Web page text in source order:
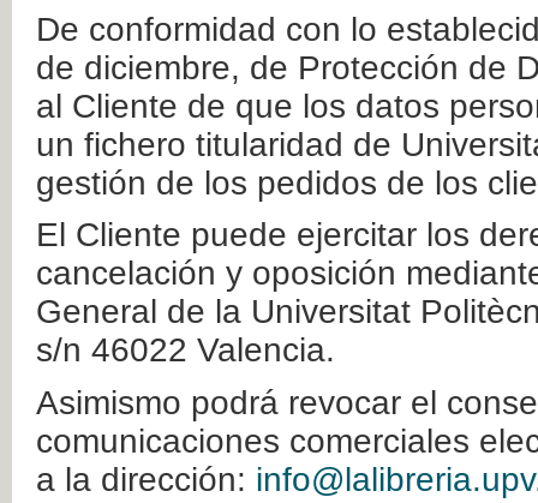
De conformidad con lo
de diciembre, de Protección de
al Cliente de que los datos
un fichero titularidad de
gestión de los pedidos de los
El Cliente puede ejercitar los
cancelación y oposición
General de la Universitat
s/n 46022 Valencia.
Asimismo podrá revocar el
comunicaciones comerciales
a la dirección: